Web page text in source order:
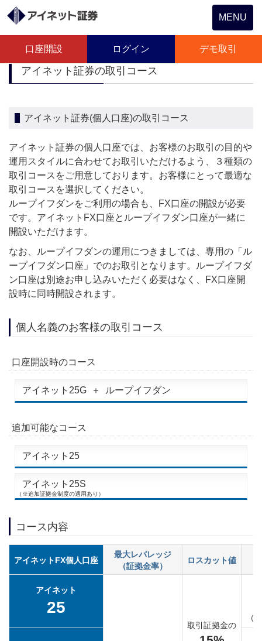
Toggle
navigation
MENU
口座開設 ログイン デモ取引
アイネット証券の取引コース
アイネット証券(個人口座)の取引コース
アイネット証券の個人口座では、お客様のお取引の目的や
運用スタイルに合わせてお取引いただけるよう、３種類の
取引コースをご用意しております。お客様にとって最適な
取引コースを選択してください。
ループイフダンをご利用の場合も、FX口座の開設が必要
です。アイネットFX口座とループイフダン口座が一緒に
開設いただけます。
なお、ループイフダンの運用につきましては、専用の「ル
ープイフダン口座」でのお取引となります。ループイフダ
ン口座は別途お申し込みいただく必要はなく、FX口座開
設時に同時開設されます。
個人名義のお客様の取引コース
口座開設時のコース
アイネット25G ＋ ループイフダン
追加可能なコース
アイネット25
アイネット25S
（※追加証拠金制度の適用あり）
コース内容
アイネットFX個人口座
最大レバレッジ
（証拠金率）
ロスカット値
アイネット
25
取引証拠金の
（